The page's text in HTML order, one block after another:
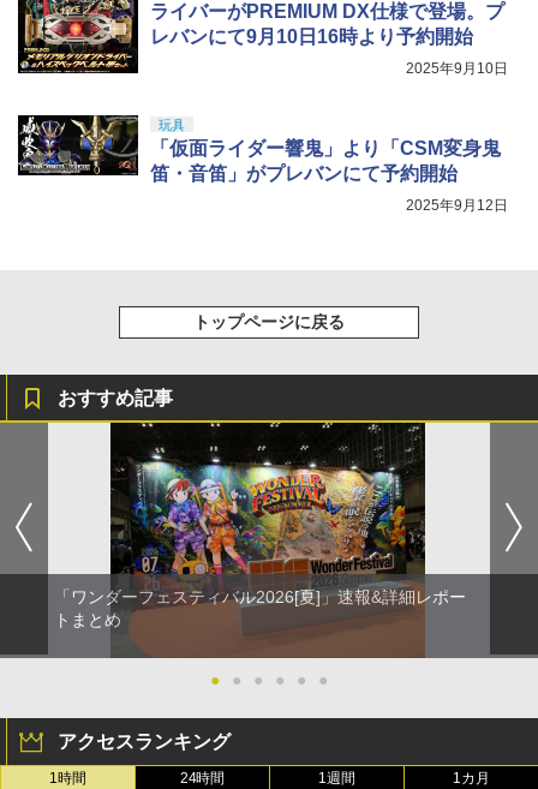
ライバーがPREMIUM DX仕様で登場。プ
レバンにて9月10日16時より予約開始
2025年9月10日
玩具
「仮面ライダー響鬼」より「CSM変身鬼
笛・音笛」がプレバンにて予約開始
2025年9月12日
トップページに戻る
おすすめ記事
「ワンダーフェスティバル2026[夏]」速報&詳細レポー
トまとめ
● ● ● ● ● ●
アクセスランキング
1時間 24時間 1週間 1カ月